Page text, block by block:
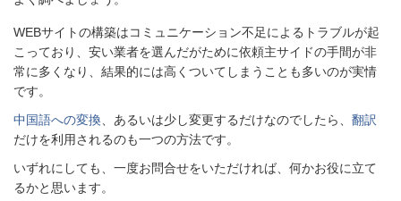
WEBサイトの構築はコミュニケーション不足によるトラブルが起
こっており、 安い業者を選んだがために依頼主サイドの手間が非
常に多くなり、結果的には高くついてしまうことも多いのが実情
です。
中国語への変換、あるいは少し変更するだけなのでしたら、 翻訳
だけを利用されるのも一つの方法です。
いずれにしても、一度お問合せをいただければ、何かお役に立て
るかと思います。